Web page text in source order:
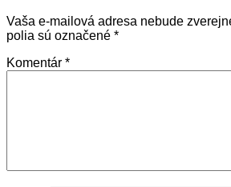
Vaša e-mailová adresa nebude
polia sú označené *
Komentár *